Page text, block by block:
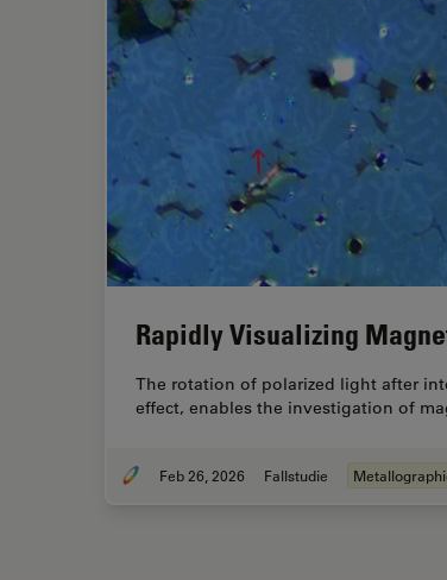
Rapidly Visualizing
The rotation of polarized light after
effect, enables the investigation of
Feb 26, 2026 Fallstudie